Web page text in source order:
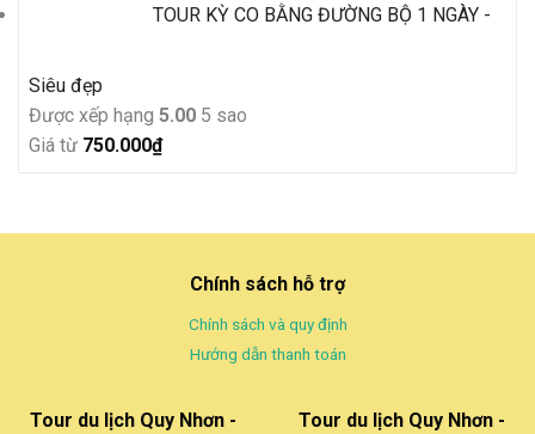
4.500.000₫.là:
TOUR KỲ CO BẰNG ĐƯỜNG BỘ 1 NGÀY -
Siêu đẹp
Được xếp hạng 5.00 5 sao
Giá từ 750.000₫
Chính sách hỗ trợ
Chính sách và quy định
Hướng dẫn thanh toán
Tour du lịch Quy Nhơn -
Tour du lịch Quy Nhơn -